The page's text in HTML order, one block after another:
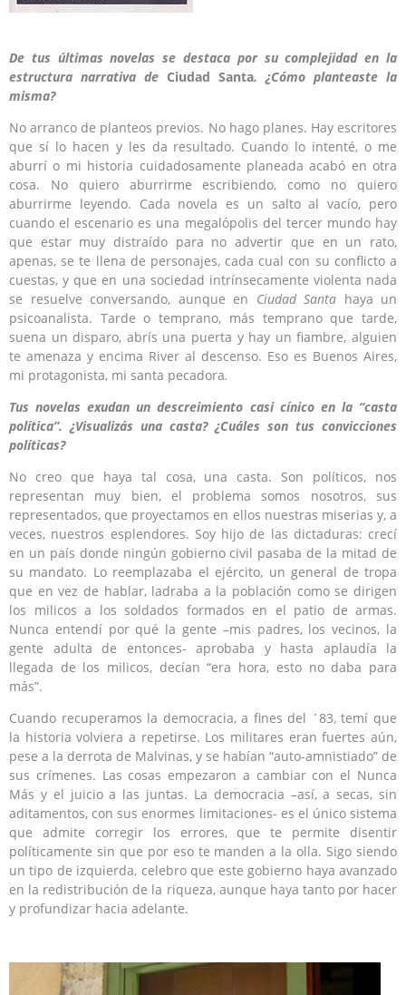
De tus últimas novelas se destaca por su complejidad en la
estructura narrativa de Ciudad Santa. ¿Cómo planteaste la
misma?
No arranco de planteos previos. No hago planes. Hay escritores
que sí lo hacen y les da resultado. Cuando lo intenté, o me
aburrí o mi historia cuidadosamente planeada acabó en otra
cosa. No quiero aburrirme escribiendo, como no quiero
aburrirme leyendo. Cada novela es un salto al vacío, pero
cuando el escenario es una megalópolis del tercer mundo hay
que estar muy distraído para no advertir que en un rato,
apenas, se te llena de personajes, cada cual con su conflicto a
cuestas, y que en una sociedad intrínsecamente violenta nada
se resuelve conversando, aunque en Ciudad Santa haya un
psicoanalista. Tarde o temprano, más temprano que tarde,
suena un disparo, abrís una puerta y hay un fiambre, alguien
te amenaza y encima River al descenso. Eso es Buenos Aires,
mi protagonista, mi santa pecadora.
Tus novelas exudan un descreimiento casi cínico en la “casta
política”. ¿Visualizás una casta? ¿Cuáles son tus convicciones
políticas?
No creo que haya tal cosa, una casta. Son políticos, nos
representan muy bien, el problema somos nosotros, sus
representados, que proyectamos en ellos nuestras miserias y, a
veces, nuestros esplendores. Soy hijo de las dictaduras: crecí
en un país donde ningún gobierno civil pasaba de la mitad de
su mandato. Lo reemplazaba el ejército, un general de tropa
que en vez de hablar, ladraba a la población como se dirigen
los milicos a los soldados formados en el patio de armas.
Nunca entendí por qué la gente –mis padres, los vecinos, la
gente adulta de entonces- aprobaba y hasta aplaudía la
llegada de los milicos, decían “era hora, esto no daba para
más”.
Cuando recuperamos la democracia, a fines del ´83, temí que
la historia volviera a repetirse. Los militares eran fuertes aún,
pese a la derrota de Malvinas, y se habían “auto-amnistiado” de
sus crímenes. Las cosas empezaron a cambiar con el Nunca
Más y el juicio a las juntas. La democracia –así, a secas, sin
aditamentos, con sus enormes limitaciones- es el único sistema
que admite corregir los errores, que te permite disentir
políticamente sin que por eso te manden a la olla. Sigo siendo
un tipo de izquierda, celebro que este gobierno haya avanzado
en la redistribución de la riqueza, aunque haya tanto por hacer
y profundizar hacia adelante.